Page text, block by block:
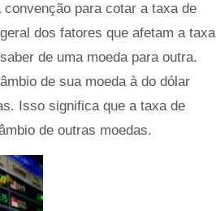
para cotar a taxa de
dos fatores que afetam a taxa
de uma moeda para outra.
de sua moeda à do dólar
Isso significa que a taxa de
de outras moedas.